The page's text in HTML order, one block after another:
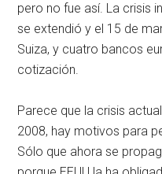
pero no fue así. La crisis
se extendió y el 15 de
Suiza, y cuatro bancos
cotización.
Parece que la crisis
2008, hay motivos para
Sólo que ahora se